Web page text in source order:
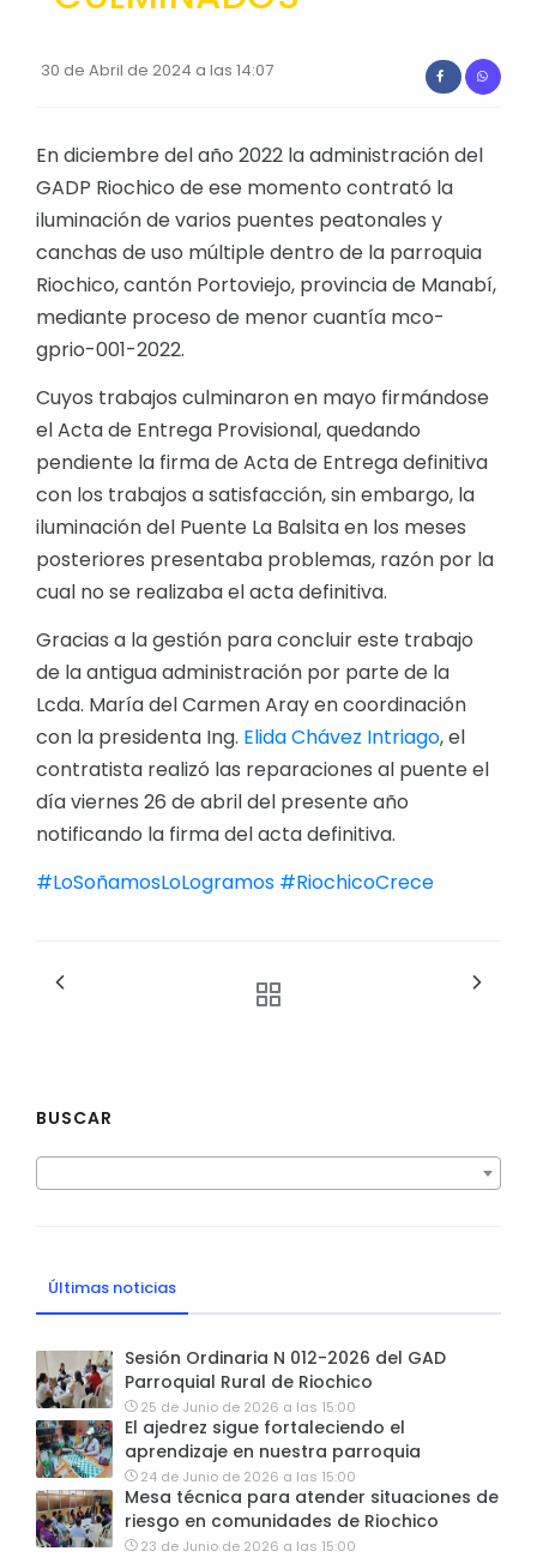
30 de Abril de 2024 a las 14:07
En diciembre del año 2022 la administración del
GADP Riochico de ese momento contrató la
iluminación de varios puentes peatonales y
canchas de uso múltiple dentro de la parroquia
Riochico, cantón Portoviejo, provincia de Manabí,
mediante proceso de menor cuantía mco-
gprio-001-2022.
Cuyos trabajos culminaron en mayo firmándose
el Acta de Entrega Provisional, quedando
pendiente la firma de Acta de Entrega definitiva
con los trabajos a satisfacción, sin embargo, la
iluminación del Puente La Balsita en los meses
posteriores presentaba problemas, razón por la
cual no se realizaba el acta definitiva.
Gracias a la gestión para concluir este trabajo
de la antigua administración por parte de la
Lcda. María del Carmen Aray en coordinación
con la presidenta Ing. Elida Chávez Intriago, el
contratista realizó las reparaciones al puente el
día viernes 26 de abril del presente año
notificando la firma del acta definitiva.
#LoSoñamosLoLogramos #RiochicoCrece
BUSCAR
Últimas noticias
Sesión Ordinaria N 012-2026 del GAD
Parroquial Rural de Riochico
25 de Junio de 2026 a las 15:00
El ajedrez sigue fortaleciendo el
aprendizaje en nuestra parroquia
24 de Junio de 2026 a las 15:00
Mesa técnica para atender situaciones de
riesgo en comunidades de Riochico
23 de Junio de 2026 a las 15:00